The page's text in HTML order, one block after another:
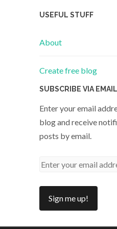
USEFUL STUFF
About
Create free blog
SUBSCRIBE VIA EMAIL
Enter your email
blog and receive
posts by email.